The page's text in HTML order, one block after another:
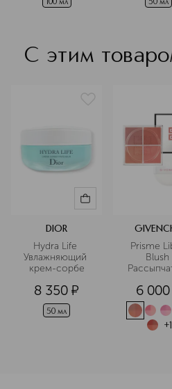
100 мл 50 мл
С этим
DIOR
Hydra Life
Увлажняющий
крем-сорбе
8 350 ¤
50 мл
Prisme
Blush
румяна
6 000
+1